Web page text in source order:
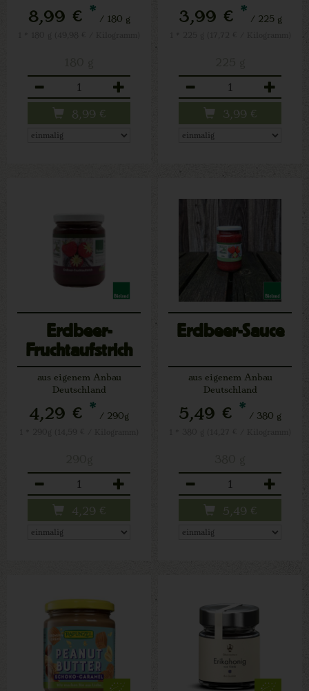
8,99 € * / 180 g
8,99 €
3,99 € * / 225 g
3,99 €
Erdbeer-
Fruchtaufstrich
aus eigenem Anbau
Deutschland
4,29 € * / 290g
4,29 €
Erdbeer-Sauce
aus eigenem Anbau
Deutschland
5,49 € * / 380 g
5,49 €